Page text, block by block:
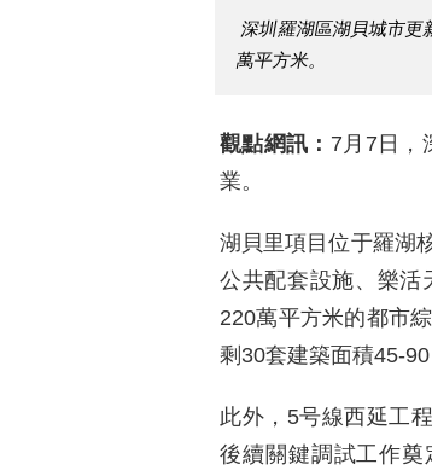
深圳羅湖區湖貝城市更
萬平方米。
觀點網訊： 7月7日，
業。
湖貝里項目位于羅湖
公共配套設施、樂活
220萬平方米的都市
剩30套建築面積45-90
此外，5号線西延工
後續關鍵調試工作